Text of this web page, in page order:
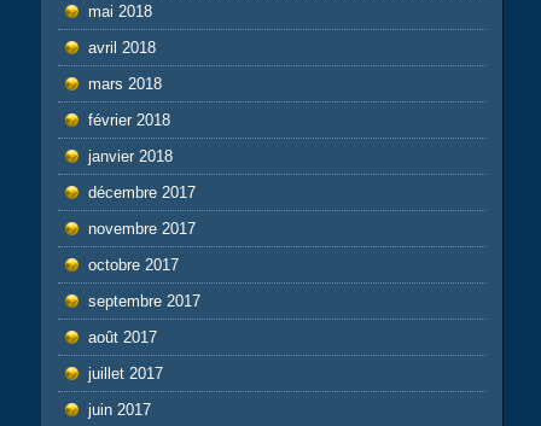
mai 2018
avril 2018
mars 2018
février 2018
janvier 2018
décembre 2017
novembre 2017
octobre 2017
septembre 2017
août 2017
juillet 2017
juin 2017